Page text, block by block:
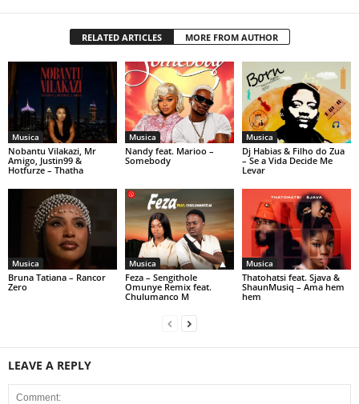
RELATED ARTICLES MORE FROM AUTHOR
Musica
Nobantu Vilakazi, Mr
Amigo, Justin99 &
Hotfurze – Thatha
Musica
Nandy feat. Marioo –
Somebody
Musica
Dj Habias & Filho do Zua
– Se a Vida Decide Me
Levar
Musica
Bruna Tatiana – Rancor
Zero
Musica
Feza – Sengithole
Omunye Remix feat.
Chulumanco M
Musica
Thatohatsi feat. Sjava &
ShaunMusiq – Ama hem
hem
LEAVE A REPLY